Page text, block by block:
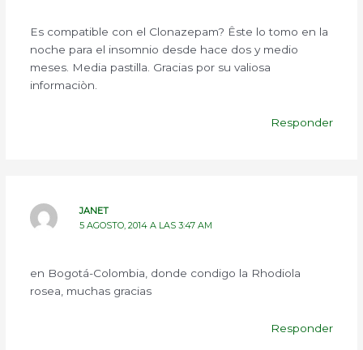
Es compatible con el Clonazepam? Êste lo tomo en la
noche para el insomnio desde hace dos y medio
meses. Media pastilla. Gracias por su valiosa
informaciòn.
Responder
JANET
5 AGOSTO, 2014 A LAS 3:47 AM
en Bogotá-Colombia, donde condigo la Rhodiola
rosea, muchas gracias
Responder